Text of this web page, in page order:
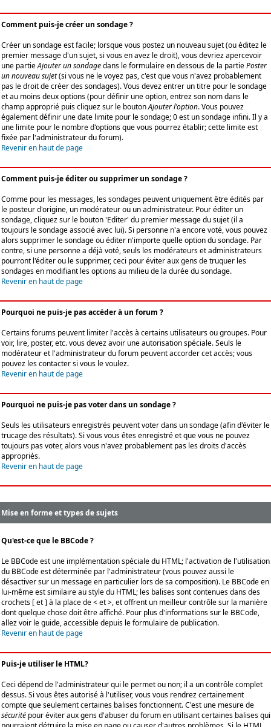
Comment puis-je créer un sondage ?
Créer un sondage est facile; lorsque vous postez un nouveau sujet (ou éditez le
premier message d'un sujet, si vous en avez le droit), vous devriez apercevoir
une partieAjouter un sondagedans le formulaire en dessous de la partiePoster
un nouveau sujet(si vous ne le voyez pas, c'est que vous n'avez probablement
pas le droit de créer des sondages). Vous devez entrer un titre pour le sondage
et au moins deux options (pour définir une option, entrez son nom dans le
champ approprié puis cliquez sur le boutonAjouter l'option. Vous pouvez
également définir une date limite pour le sondage; 0 est un sondage infini. Il y a
une limite pour le nombre d'options que vous pourrez établir; cette limite est
fixée par l'administrateur du forum).
Revenir en haut de page
Comment puis-je éditer ou supprimer un sondage ?
Comme pour les messages, les sondages peuvent uniquement être édités par
le posteur d'origine, un modérateur ou un administrateur. Pour éditer un
sondage, cliquez sur le bouton 'Editer' du premier message du sujet (il a
toujours le sondage associé avec lui). Si personne n'a encore voté, vous pouvez
alors supprimer le sondage ou éditer n'importe quelle option du sondage. Par
contre, si une personne a déjà voté, seuls les modérateurs et administrateurs
pourront l'éditer ou le supprimer, ceci pour éviter aux gens de truquer les
sondages en modifiant les options au milieu de la durée du sondage.
Revenir en haut de page
Pourquoi ne puis-je pas accéder à un forum ?
Certains forums peuvent limiter l'accès à certains utilisateurs ou groupes. Pour
voir, lire, poster, etc. vous devez avoir une autorisation spéciale. Seuls le
modérateur et l'administrateur du forum peuvent accorder cet accès; vous
pouvez les contacter si vous le voulez.
Revenir en haut de page
Pourquoi ne puis-je pas voter dans un sondage ?
Seuls les utilisateurs enregistrés peuvent voter dans un sondage (afin d'éviter le
trucage des résultats). Si vous vous êtes enregistré et que vous ne pouvez
toujours pas voter, alors vous n'avez probablement pas les droits d'accès
appropriés.
Revenir en haut de page
Mise en forme et types de sujets
Qu'est-ce que le BBCode ?
Le BBCode est une implémentation spéciale du HTML; l'activation de l'utilisation
du BBCode est déterminée par l'administrateur (vous pouvez aussi le
désactiver sur un message en particulier lors de sa composition). Le BBCode en
lui-même est similaire au style du HTML; les balises sont contenues dans des
crochets [ et ] à la place de < et >, et offrent un meilleur contrôle sur la manière
dont quelque chose doit être affiché. Pour plus d'informations sur le BBCode,
allez voir le guide, accessible depuis le formulaire de publication.
Revenir en haut de page
Puis-je utiliser le HTML?
Ceci dépend de l'administrateur qui le permet ou non; il a un contrôle complet
dessus. Si vous êtes autorisé à l'utiliser, vous vous rendrez certainement
compte que seulement certaines balises fonctionnent. C'est une mesure de
sécurité pour éviter aux gens d'abuser du forum en utilisant certaines balises qui